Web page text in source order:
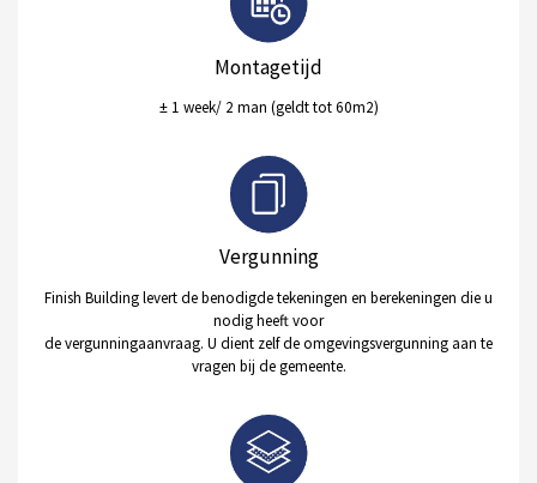
Montagetijd
± 1 week/ 2 man (geldt tot 60m2)
Vergunning
Finish Building levert de benodigde tekeningen en berekeningen die u
nodig heeft voor
de vergunningaanvraag. U dient zelf de omgevingsvergunning aan te
vragen bij de gemeente.